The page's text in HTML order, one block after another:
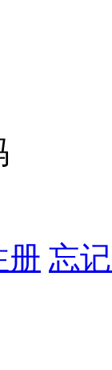
册 忘